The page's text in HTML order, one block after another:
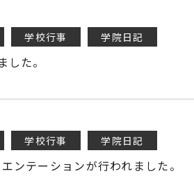
学校行事 学院日記
た。
学校行事 学院日記
テーションが行われました。